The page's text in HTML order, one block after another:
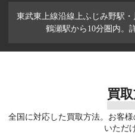
東武東上線沿線上ふじみ野駅
鶴瀬駅から10分圏内。
買
全国に対応した買取方法。お客
いただ